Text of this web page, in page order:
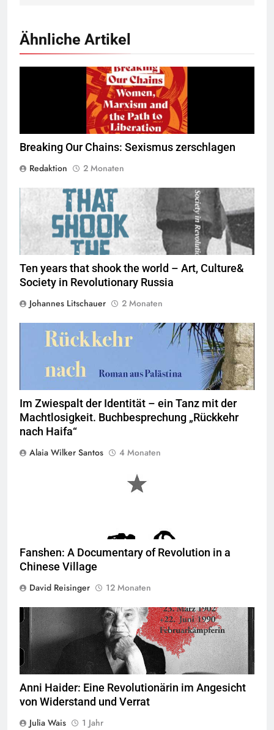
Ähnliche Artikel
Breaking our Chains © SWP
Breaking Our Chains: Sexismus zerschlagen
Redaktion
2 Monaten
Ten years that shook the world – Art, Culture&
Society in Revolutionary Russia
Johannes Litschauer
2 Monaten
Im Zwiespalt der Identität – ein Tanz mit der
Machtlosigkeit. Buchbesprechung „Rückkehr
nach Haifa“
Alaia Wilker Santos
4 Monaten
Fanshen: A Documentary of Revolution in a
Chinese Village
David Reisinger
12 Monaten
Anni Haider: Eine Revolutionärin im Angesicht
von Widerstand und Verrat
Julia Wais
1 Jahr